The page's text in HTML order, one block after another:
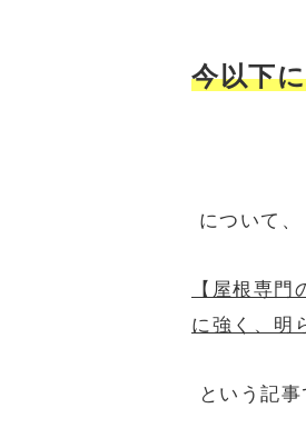
今以下
について、
【屋根専
に強く、明
という記